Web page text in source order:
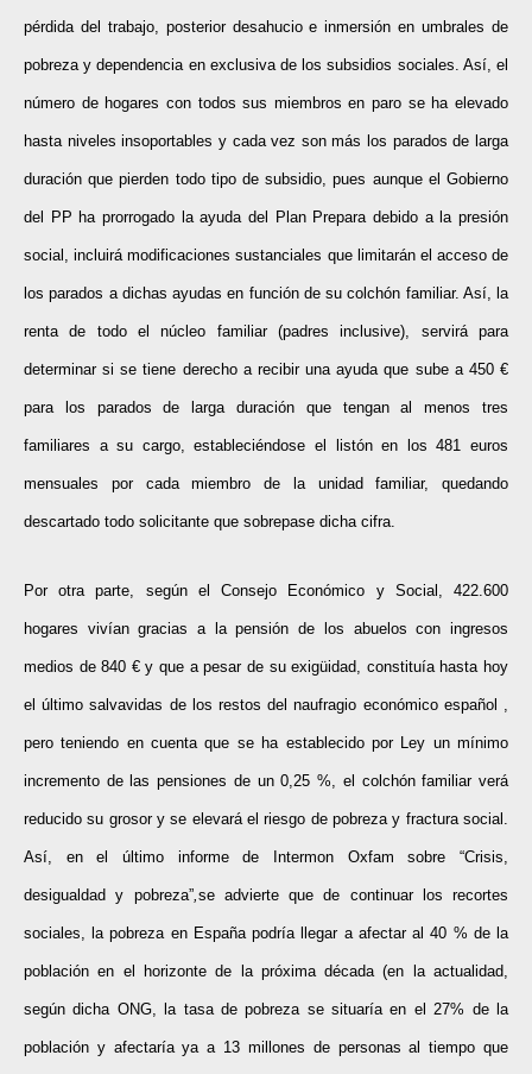
pérdida del trabajo, posterior desahucio e inmersión en umbrales de
pobreza y dependencia en exclusiva de los subsidios sociales. Así, el
número de hogares con todos sus miembros en paro se ha elevado
hasta niveles insoportables y cada vez son más los parados de larga
duración que pierden todo tipo de subsidio, pues aunque el Gobierno
del PP ha prorrogado la ayuda del Plan Prepara debido a la presión
social, incluirá modificaciones sustanciales que limitarán el acceso de
los parados a dichas ayudas en función de su colchón familiar. Así, la
renta de todo el núcleo familiar (padres inclusive), servirá para
determinar si se tiene derecho a recibir una ayuda que sube a 450 €
para los parados de larga duración que tengan al menos tres
familiares a su cargo, estableciéndose el listón en los 481 euros
mensuales por cada miembro de la unidad familiar, quedando
descartado todo solicitante que sobrepase dicha cifra.
Por otra parte, según el Consejo Económico y Social, 422.600
hogares vivían gracias a la pensión de los abuelos con ingresos
medios de 840 € y que a pesar de su exigüidad, constituía hasta hoy
el último salvavidas de los restos del naufragio económico español ,
pero teniendo en cuenta que se ha establecido por Ley un mínimo
incremento de las pensiones de un 0,25 %, el colchón familiar verá
reducido su grosor y se elevará el riesgo de pobreza y fractura social.
Así, en el último informe de Intermon Oxfam sobre “Crisis,
desigualdad y pobreza”, se advierte que de continuar los recortes
sociales, la pobreza en España podría llegar a afectar al 40 % de la
población en el horizonte de la próxima década (en la actualidad,
según dicha ONG, la tasa de pobreza se situaría en el 27% de la
población y afectaría ya a 13 millones de personas al tiempo que